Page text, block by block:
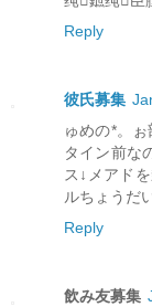
Reply
彼氏募集
ゅめの*。
タイン前な
ス↓メアド
ルちょうだ
Reply
飲み友募集